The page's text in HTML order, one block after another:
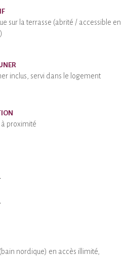
sur la terrasse (abrité / accessible en
inclus, servi dans le logement
à proximité
nordique) en accès illimité,